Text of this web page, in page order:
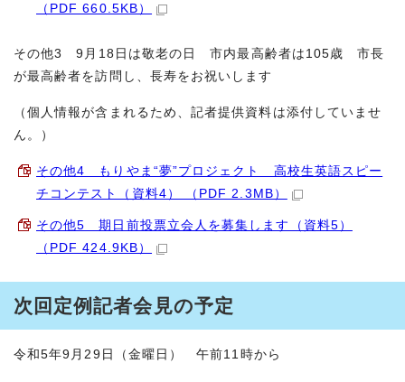
（PDF 660.5KB）
その他3 9月18日は敬老の日 市内最高齢者は105歳 市長
が最高齢者を訪問し、長寿をお祝いします
（個人情報が含まれるため、記者提供資料は添付していませ
ん。）
その他4 もりやま“夢”プロジェクト 高校生英語スピー
チコンテスト（資料4） （PDF 2.3MB）
その他5 期日前投票立会人を募集します（資料5）
（PDF 424.9KB）
次回定例記者会見の予定
令和5年9月29日（金曜日） 午前11時から